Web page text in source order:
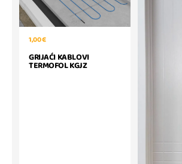
1,00 €
GRIJAĆI KABLOVI
TERMOFOL KGJZ